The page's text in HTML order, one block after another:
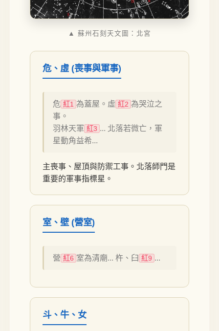
▲ 蘇州石刻天文圖：北宮
危、虛 (喪事與軍事)
危 紅1 為蓋屋。虛 紅2 為哭泣之
事。
羽林天軍 紅3 ... 北落若微亡，軍
星動角益希...
主喪事、屋頂與防禦工事。北落師門是
重要的軍事指標星。
室、壁 (營室)
營 紅6 室為清廟... 杵、臼 紅9 ...
斗、牛、女